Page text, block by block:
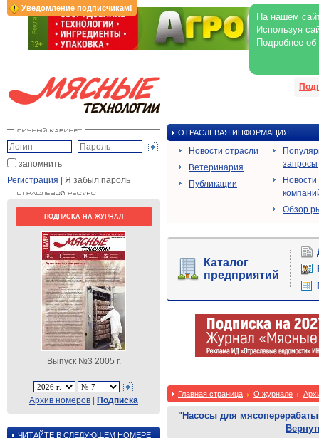
Уведомление подписчикам!
На нашем
Используя
Подробнее
запомнить
Регистрация | Я забыл пароль
ПОДПИСКА НА ЖУРНАЛ
Выпуск №3 2005 г.
Архив номеров | Подписка
ЧИТАЙТЕ В СЛЕДУЮЩЕМ НОМЕРЕ
ОТРАСЛЕВАЯ ИНФОРМАЦИЯ
Новости отрасли
Ветеринария
Публикации
запросы
Новости
Обзор
Каталог
предприятий
Главная страница О журнале
"Насосы для